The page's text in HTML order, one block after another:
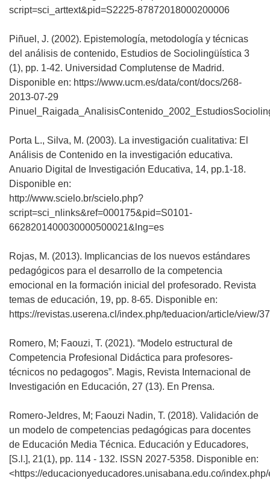
script=sci_arttext&pid=S2225-87872018000200006
Piñuel, J. (2002). Epistemología, metodología y técnicas
del análisis de contenido, Estudios de Sociolingüística 3
(1), pp. 1-42. Universidad Complutense de Madrid.
Disponible en: https://www.ucm.es/data/cont/docs/268-
2013-07-29
Porta L., Silva, M. (2003). La investigación cualitativa: El
Análisis de Contenido en la investigación educativa.
Anuario Digital de Investigación Educativa, 14, pp.1-18.
Disponible en:
http://www.scielo.br/scielo.php?
script=sci_nlinks&ref=000175&pid=S0101-
6628201400030000500021&lng=es
Rojas, M. (2013). Implicancias de los nuevos estándares
pedagógicos para el desarrollo de la competencia
emocional en la formación inicial del profesorado. Revista
temas de educación, 19, pp. 8-65. Disponible en:
https://revistas.userena.cl/index.php/teduacion/article/view/
Romero, M; Faouzi, T. (2021). “Modelo estructural de
Competencia Profesional Didáctica para profesores-
técnicos no pedagogos”. Magis, Revista Internacional de
Investigación en Educación, 27 (13). En Prensa.
Romero-Jeldres, M; Faouzi Nadin, T. (2018). Validación de
un modelo de competencias pedagógicas para docentes
de Educación Media Técnica. Educación y Educadores,
[S.l.], 21(1), pp. 114 - 132. ISSN 2027-5358. Disponible en:
<https://educacionyeducadores.unisabana.edu.co/